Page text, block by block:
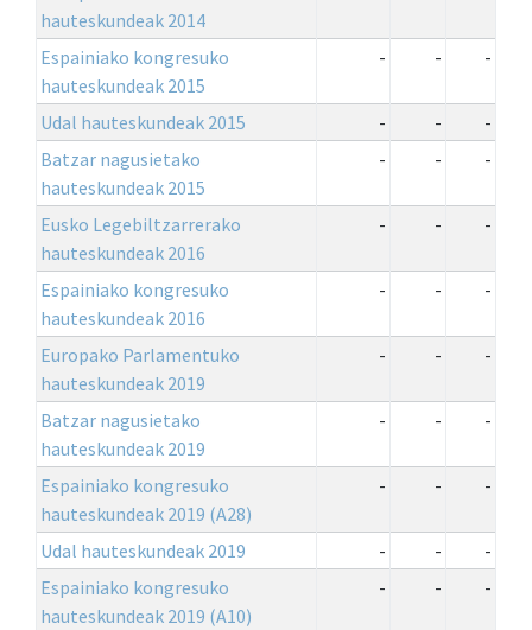
hauteskundeak 2014
Espainiako kongresuko
hauteskundeak 2015
- - -
Udal hauteskundeak 2015 - -
-
Batzar nagusietako
hauteskundeak 2015
- - -
Eusko Legebiltzarrerako
hauteskundeak 2016
- - -
Espainiako kongresuko
hauteskundeak 2016
- - -
Europako Parlamentuko
hauteskundeak 2019
- - -
Batzar nagusietako
hauteskundeak 2019
- - -
Espainiako kongresuko
hauteskundeak 2019 (A28)
- - -
Udal hauteskundeak 2019 - -
-
Espainiako kongresuko
hauteskundeak 2019 (A10)
- - -